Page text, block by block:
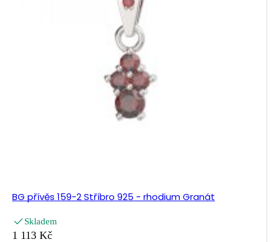
BG přívěs 159-2 Stříbro 925 - rhodium Granát
Skladem
1 113 Kč